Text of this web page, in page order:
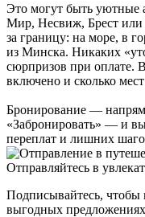
Это могут быть уютные
Мир, Несвиж, Брест
за границу: на море, в
из Минска. Никаких
сюрпризов при оплате.
включено и сколько мест
Бронирование —
«Забронировать» — и
переплат и лишних
Отправляйтесь в
Подписывайтесь, чтобы
выгодных